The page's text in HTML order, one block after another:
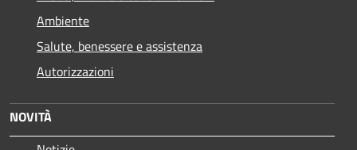
Ambiente
Salute, benessere e assistenza
Autorizzazioni
NOVITÀ